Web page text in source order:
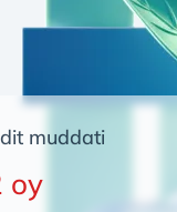
muddati
oy